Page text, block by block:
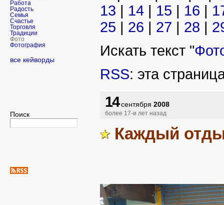
Работа
Радость
Семья
Счастье
Торговля
Традиции
Фото
Фотография
все кейворды
Поиск
13 | 14 | 15 | 16 |
25 | 26 | 27 | 28 |
Искать текст "
RSS: эта
14сентября 2008
более 17-и лет назад
Каждый